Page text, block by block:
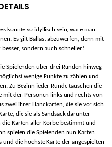
könnte so idyllisch sein, wäre man
Es gilt Ballast abzuwerfen, denn mit
sondern auch schneller!
Spielenden über drei Runden hinweg
wenige Punkte zu zählen und
Zu Beginn jeder Runde tauschen die
mit den Personen links und rechts von
zwei ihrer Handkarten, die sie vor sich
die sie als Sandsack darunter
Karten aller Körbe bestimmt und
spielen die Spielenden nun Karten
und die höchste Karte der angespielten